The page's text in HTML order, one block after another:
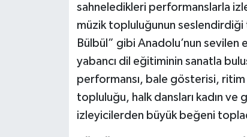
sahneledikleri performanslarla
müzik topluluğunun seslendirdiği
Bülbül” gibi Anadolu’nun
yabancı dil eğitiminin sanatla
performansı, bale gösterisi,
topluluğu, halk dansları kadın
izleyicilerden büyük beğeni